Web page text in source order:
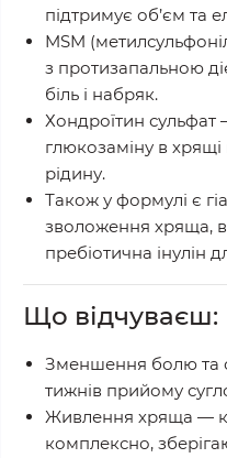
підтримує об’єм та
MSM
з протизапальною
біль і набряк.
Хондроїтин сульфат
глюкозаміну в
рідину.
Також у формулі є
зволоження хряща,
пребіотична інулін
Що відчуваєш:
Зменшення болю та
тижнів прийому
Живлення хряща —
комплексно,